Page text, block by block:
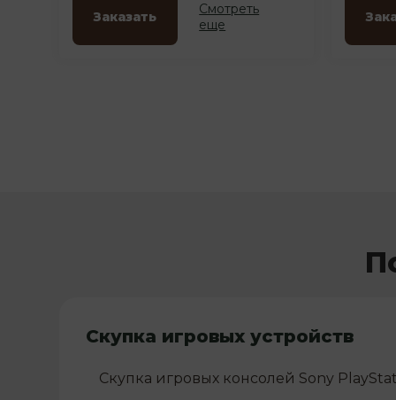
Заказать
Смотреть
еще
Скупка игровых устройств
Скупка игровых консолей Sony